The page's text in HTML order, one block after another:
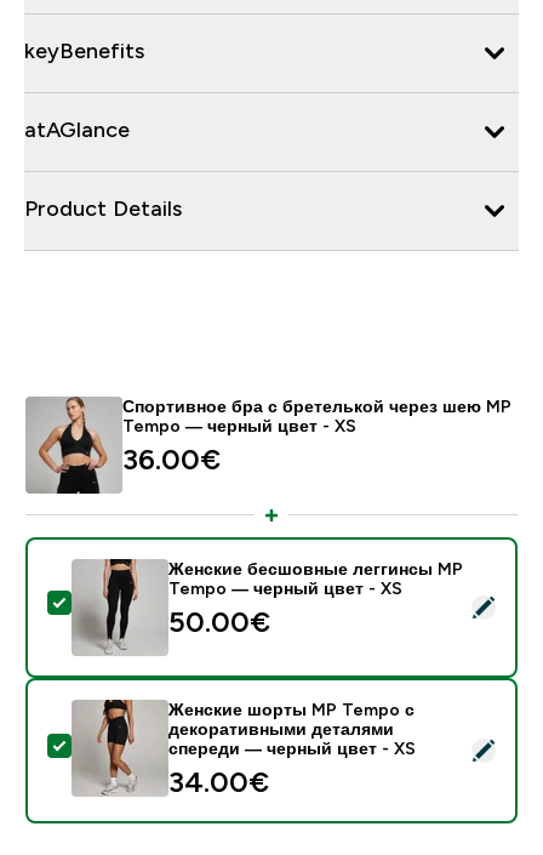
keyBenefits
atAGlance
Product Details
Спортивное бра с бретелькой через шею MP
Tempo — черный цвет - XS
36.00€‎
- Женские бесшовные леггинсы MP Tempo —
Женские бесшовные леггинсы MP
Tempo — черный цвет - XS
50.00€‎
- Женские шорты MP Tempo с декоративными
Женские шорты MP Tempo с
декоративными деталями
спереди — черный цвет - XS
34.00€‎